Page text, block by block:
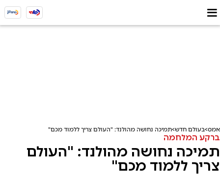
אמס בעולם חדש תמיכה נחושה מהולנד: "העולם צריך ללמוד מכם"
ברקע המלחמה
תמיכה נחושה מהולנד: "העולם
צריך ללמוד מכם"